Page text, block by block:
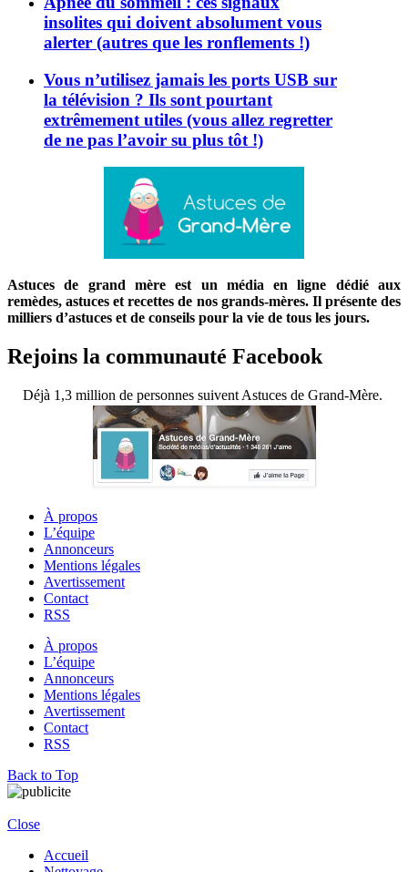
insolites qui doivent absolument vous
alerter (autres que les ronflements !)
Vous n’utilisez jamais les ports USB sur
la télévision ? Ils sont pourtant
extrêmement utiles (vous allez regretter
de ne pas l’avoir su plus tôt !)
Astuces de grand mère est un média en ligne dédié aux
remèdes, astuces et recettes de nos grands-mères. Il présente des
milliers d’astuces et de conseils pour la vie de tous les jours.
Rejoins la communauté Facebook
Déjà 1,3 million de personnes suivent Astuces de Grand-Mère.
À propos
L’équipe
Annonceurs
Mentions légales
Avertissement
Contact
RSS
À propos
L’équipe
Annonceurs
Mentions légales
Avertissement
Contact
RSS
Back to Top
Close
Accueil